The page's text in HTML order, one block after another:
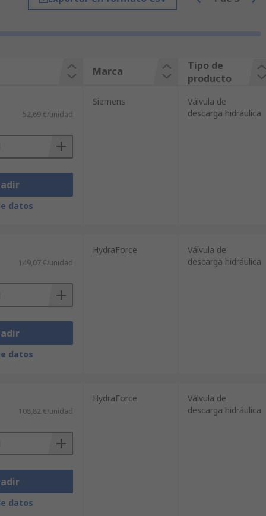
que nuestros productos de
Puede utilizar nuestro sitio
disponibilidad u otras
Marca
Tipo de
producto
52,69 €/unidad
datos
Siemens
Válvula de
descarga hidráulica
149,07 €/unidad
datos
HydraForce
Válvula de
descarga hidráulica
108,82 €/unidad
datos
HydraForce
Válvula de
descarga hidráulica